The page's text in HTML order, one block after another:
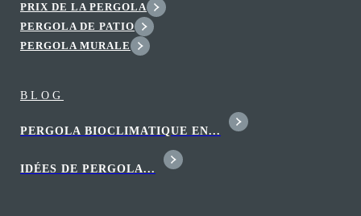
PRIX DE LA PERGOLA
PERGOLA DE PATIO
PERGOLA MURALE
BLOG
PERGOLA BIOCLIMATIQUE EN...
IDÉES DE PERGOLA...